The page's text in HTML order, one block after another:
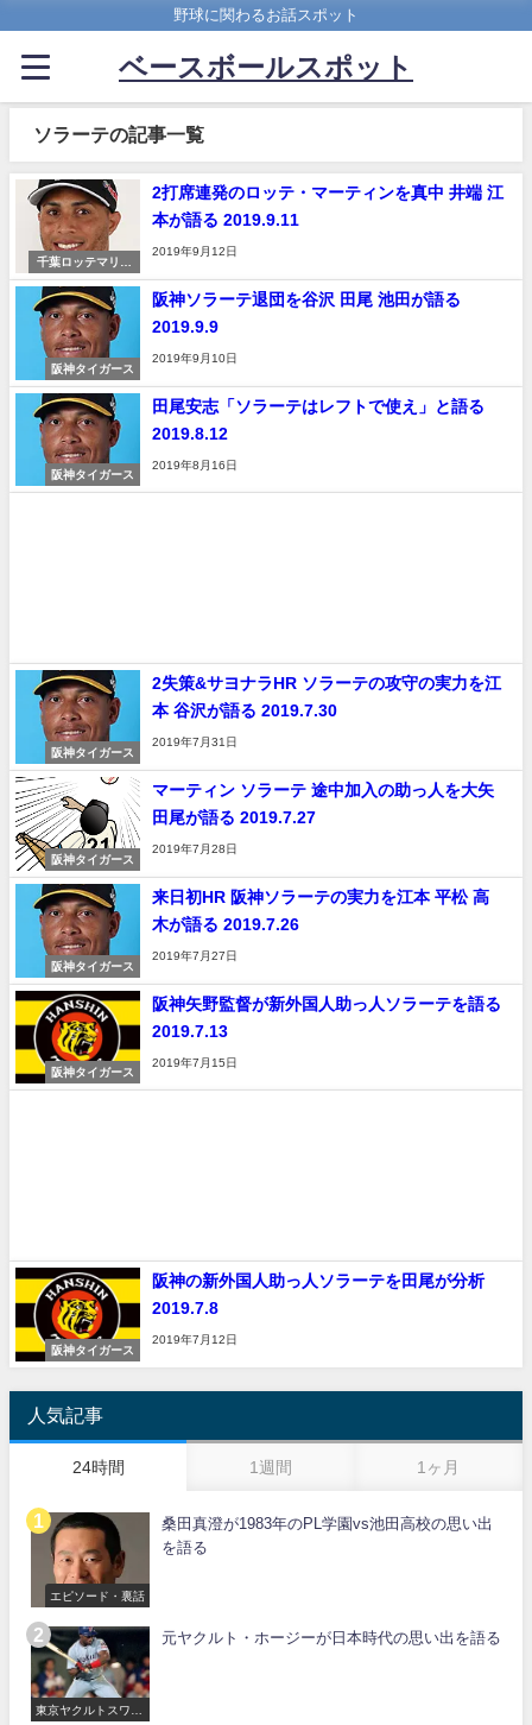
野球に関わるお話スポット
ベースボールスポット
ソラーテの記事一覧
千葉ロッテマリー
ンズ
2打席連発のロッテ・マーティンを真中 井端 江
本が語る 2019.9.11
2019年9月12日
阪神タイガース
阪神ソラーテ退団を谷沢 田尾 池田が語る
2019.9.9
2019年9月10日
阪神タイガース
田尾安志「ソラーテはレフトで使え」と語る
2019.8.12
2019年8月16日
阪神タイガース
2失策&サヨナラHR ソラーテの攻守の実力を江
本 谷沢が語る 2019.7.30
2019年7月31日
阪神タイガース
マーティン ソラーテ 途中加入の助っ人を大矢
田尾が語る 2019.7.27
2019年7月28日
阪神タイガース
来日初HR 阪神ソラーテの実力を江本 平松 高
木が語る 2019.7.26
2019年7月27日
阪神タイガース
阪神矢野監督が新外国人助っ人ソラーテを語る
2019.7.13
2019年7月15日
阪神タイガース
阪神の新外国人助っ人ソラーテを田尾が分析
2019.7.8
2019年7月12日
人気記事
24時間 1週間 1ヶ月
エピソード・裏話
桑田真澄が1983年のPL学園vs池田高校の思い出
を語る
東京ヤクルトスワロ
元ヤクルト・ホージーが日本時代の思い出を語る